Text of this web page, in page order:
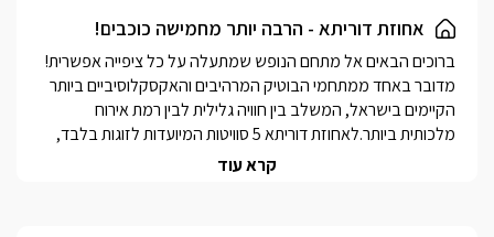
אחוזת דוריתא - הרבה יותר מחמישה כוכבים!
קרא עוד